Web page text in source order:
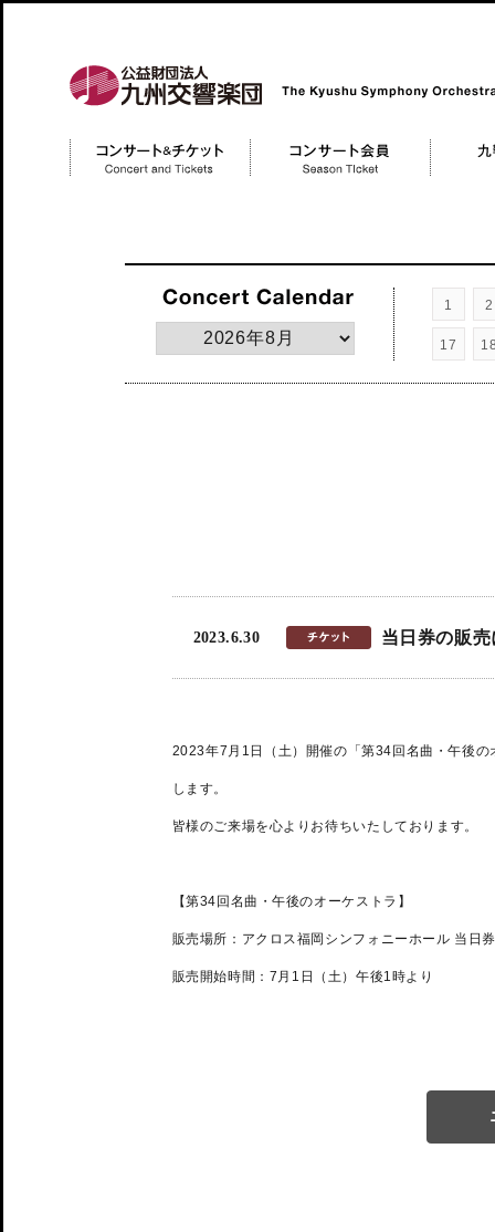
1 2
17
2023.6.30 当日券の販
2023年7月1 日（土）開催の「第34回名曲・午後の
します。
皆様のご来場を心よりお待ちいたしております。
【第34回名曲・午後のオーケストラ 】
販売場所：アクロス福岡シンフォニーホール 当日
販売開始時間：7 月1 日（土） 午後1時より